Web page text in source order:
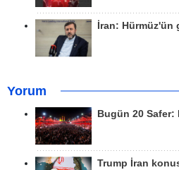
İran: Hürmüz'ün
Yorum
Bugün 20 Safer:
Trump İran